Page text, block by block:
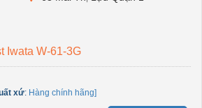
Iwata W-61-3G
xứ: Hàng chính hãng]